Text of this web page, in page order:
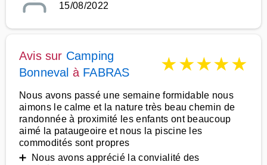
15/08/2022
Avis sur Camping
Bonneval à FABRAS ★★★★★
Nous avons passé une semaine formidable nous
aimons le calme et la nature très beau chemin de
randonnée à proximité les enfants ont beaucoup
aimé la pataugeoire et nous la piscine les
commodités sont propres
➕ Nous avons apprécié la convialité des